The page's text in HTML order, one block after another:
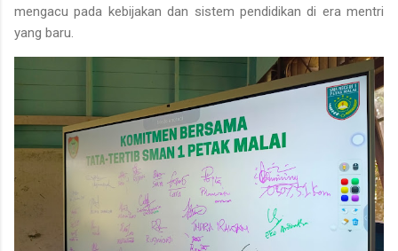
mengacu pada kebijakan dan sistem pendidikan di era mentri
yang baru.